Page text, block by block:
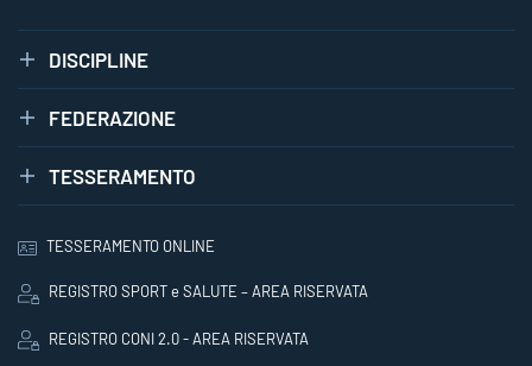
DISCIPLINE
FEDERAZIONE
TESSERAMENTO
TESSERAMENTO ONLINE
REGISTRO SPORT e SALUTE – AREA RISERVATA
REGISTRO CONI 2.0 - AREA RISERVATA